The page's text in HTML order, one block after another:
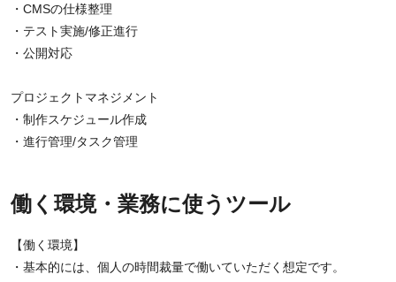
・CMSの仕様整理
・テスト実施/修正進行
・公開対応
プロジェクトマネジメント
・制作スケジュール作成
・進行管理/タスク管理
働く環境・業務に使うツール
【働く環境】
・基本的には、個人の時間裁量で働いていただく想定です。